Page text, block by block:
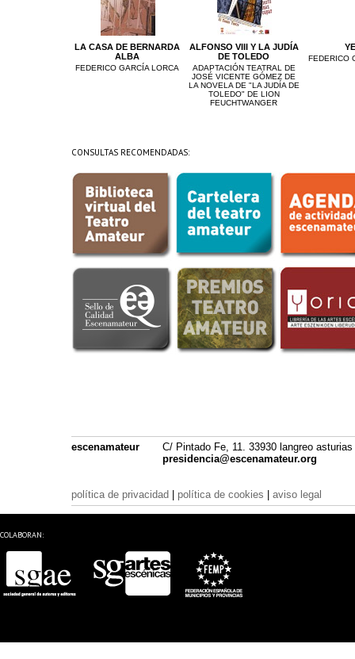
LA CASA DE BERNARDA
ALBA
FEDERICO GARCÍA LORCA
ALFONSO VIII Y LA JUDÍA
DE TOLEDO
ADAPTACIÓN TEATRAL DE
JOSÉ VICENTE GÓMEZ DE
LA NOVELA DE "LA JUDÍA DE
TOLEDO" DE LION
FEUCHTWANGER
FEDERICO
CONSULTAS RECOMENDADAS:
escenamateur
C/ Pintado Fe, 11. 33930 langreo asturias
presidencia@escenamateur.org
política de privacidad política de cookies aviso legal
COLABORAN: